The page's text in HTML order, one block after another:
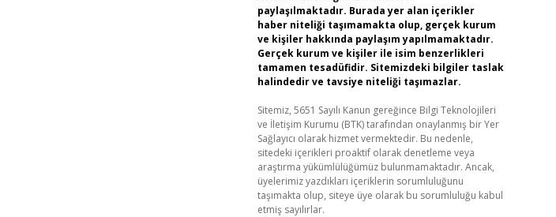
paylaşılmaktadır. Burada yer alan içerikler
haber niteliği taşımamakta olup, gerçek kurum
ve kişiler hakkında paylaşım yapılmamaktadır.
Gerçek kurum ve kişiler ile isim benzerlikleri
tamamen tesadüfidir. Sitemizdeki bilgiler taslak
halindedir ve tavsiye niteliği taşımazlar.
Sitemiz, 5651 Sayılı Kanun gereğince Bilgi Teknolojileri
ve İletişim Kurumu (BTK) tarafından onaylanmış bir Yer
Sağlayıcı olarak hizmet vermektedir. Bu nedenle,
sitedeki içerikleri proaktif olarak denetleme veya
araştırma yükümlülüğümüz bulunmamaktadır. Ancak,
üyelerimiz yazdıkları içeriklerin sorumluluğunu
taşımakta olup, siteye üye olarak bu sorumluluğu kabul
etmiş sayılırlar.